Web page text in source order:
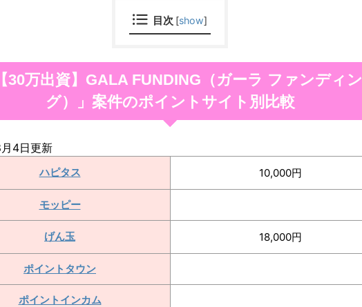
目次 [show]
30万出資】GALA FUNDING（ガーラ ファンディン
グ）」案件のポイントサイト別比較
4日更新
ハピタス 10,000円
モッピー
げん玉 18,000円
ポイントタウン
ポイントインカム